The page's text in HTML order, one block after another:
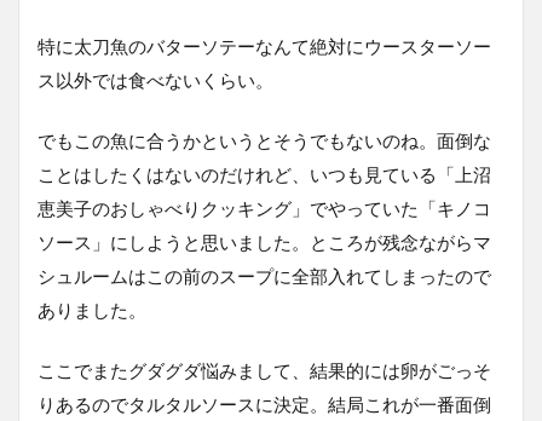
特に太刀魚のバターソテーなんて絶対にウースターソー
ス以外では食べないくらい。
でもこの魚に合うかというとそうでもないのね。面倒な
ことはしたくはないのだけれど、いつも見ている「上沼
恵美子のおしゃべりクッキング」でやっていた「キノコ
ソース」にしようと思いました。ところが残念ながらマ
シュルームはこの前のスープに全部入れてしまったので
ありました。
ここでまたグダグダ悩みまして、結果的には卵がごっそ
りあるのでタルタルソースに決定。結局これが一番面倒